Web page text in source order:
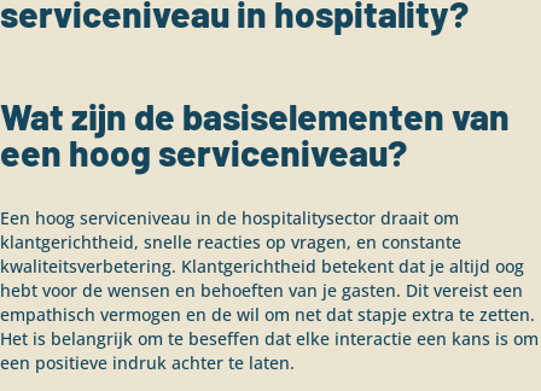
serviceniveau in hospitality?
Wat zijn de basiselementen van
een hoog serviceniveau?
Een hoog serviceniveau in de hospitalitysector draait om
klantgerichtheid, snelle reacties op vragen, en constante
kwaliteitsverbetering. Klantgerichtheid betekent dat je altijd oog
hebt voor de wensen en behoeften van je gasten. Dit vereist een
empathisch vermogen en de wil om net dat stapje extra te zetten.
Het is belangrijk om te beseffen dat elke interactie een kans is om
een positieve indruk achter te laten.